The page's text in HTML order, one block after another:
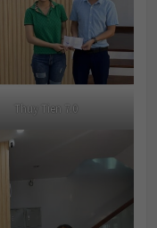
Thuy Tien 7.0